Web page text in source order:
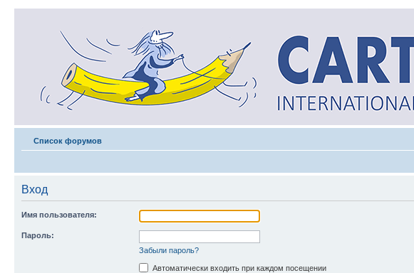
Список форумов
Вход
Имя пользователя:
Пароль:
Забыли пароль?
Автоматически входить при каждом посещении